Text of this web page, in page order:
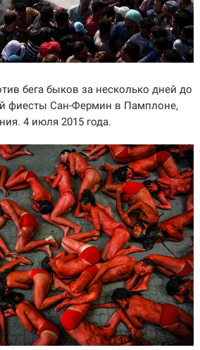
бега быков за несколько дней до
фиесты Сан-Фермин в Памплоне,
4 июля 2015 года.